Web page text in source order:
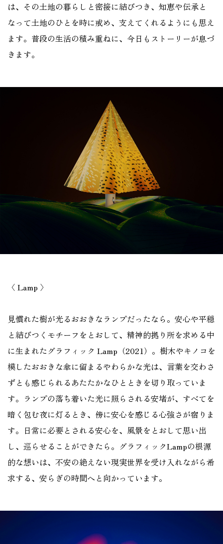
は、その土地の暮らしと密接に結びつき、知恵や伝承と
なって土地のひとを時に戒め、支えてくれるようにも思え
ます。普段の生活の積み重ねに、今日もストーリーが息づ
きます。
〈 Lamp 〉
見慣れた樹が光るおおきなランプだったなら。安心や平穏
と結びつくモチーフをとおして、精神的拠り所を求める中
に生まれたグラフィック Lamp（2021）。樹木やキノコを
模したおおきな傘に留まるやわらかな光は、言葉を交わさ
ずとも感じられるあたたかなひとときを切り取っていま
す。ランプの落ち着いた光に照らされる安堵が、すべてを
暗く包む夜に灯るとき、傍に安心を感じる心強さが宿りま
す。日常に必要とされる安心を、風景をとおして思い出
し、巡らせることができたら。グラフィックLampの根源
的な想いは、不安の絶えない現実世界を受け入れながら希
求する、安らぎの時間へと向かっています。